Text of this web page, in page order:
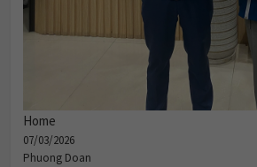
Home
07/03/2026
Phuong Doan